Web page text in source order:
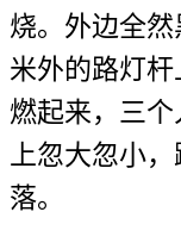
烧。外边全
米外的路灯
燃起来，三
上忽大忽小
落。